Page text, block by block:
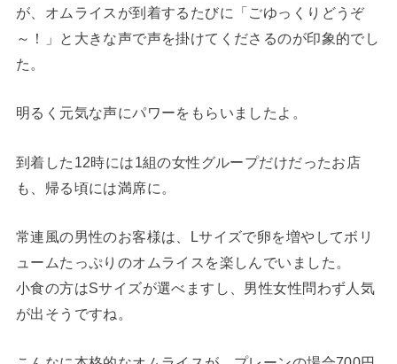
が、オムライスが到着するたびに「ごゆっくりどうぞ
～！」と大きな声で声を掛けてくださるのが印象的でし
た。
明るく元気な声にパワーをもらいましたよ。
到着した12時には1組の女性グループだけだったお店
も、帰る頃には満席に。
常連風の男性のお客様は、Lサイズで卵を増やしてボリ
ュームたっぷりのオムライスを楽しんでいました。
小食の方はSサイズが選べますし、男性女性問わず人気
が出そうですね。